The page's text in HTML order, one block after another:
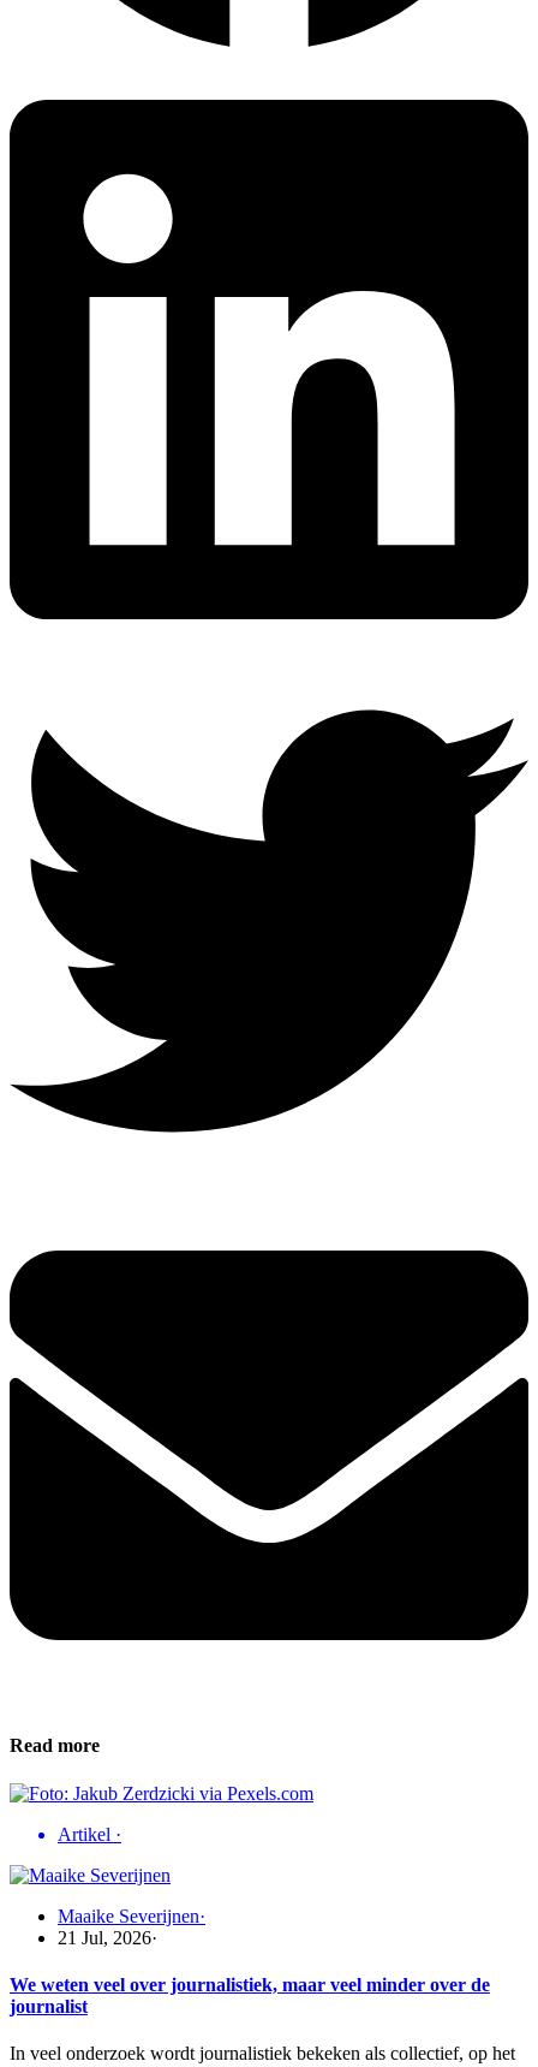
Read more
Artikel ·
Maaike Severijnen·
21 Jul, 2026·
We weten veel over journalistiek, maar veel minder over de
journalist
In veel onderzoek wordt journalistiek bekeken als collectief, op het